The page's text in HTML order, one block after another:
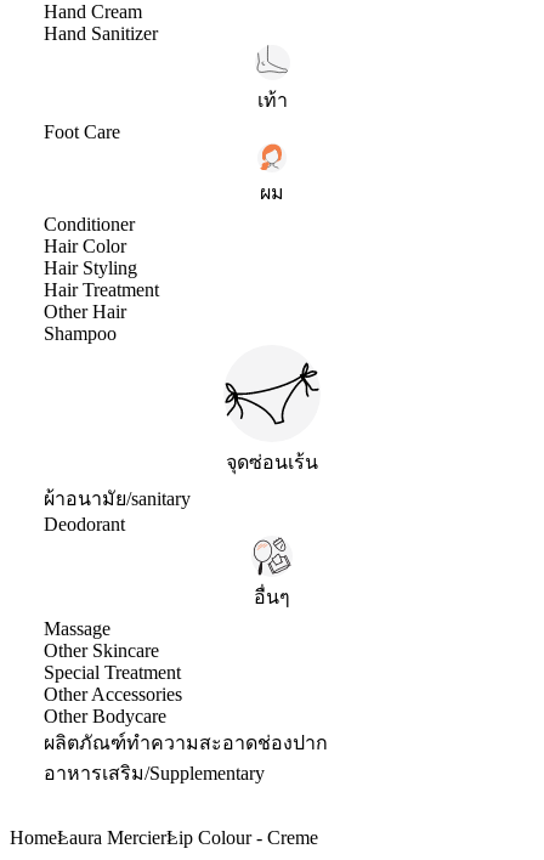
Hand Cream
Hand Sanitizer
เท้า
Foot Care
ผม
Conditioner
Hair Color
Hair Styling
Hair Treatment
Other Hair
Shampoo
จุดซ่อนเร้น
ผ้าอนามัย/sanitary
Deodorant
อื่นๆ
Massage
Other Skincare
Special Treatment
Other Accessories
Other Bodycare
ผลิตภัณฑ์ทำความสะอาดช่องปาก
อาหารเสริม/Supplementary
HomeLaura MercierLip Colour - Creme